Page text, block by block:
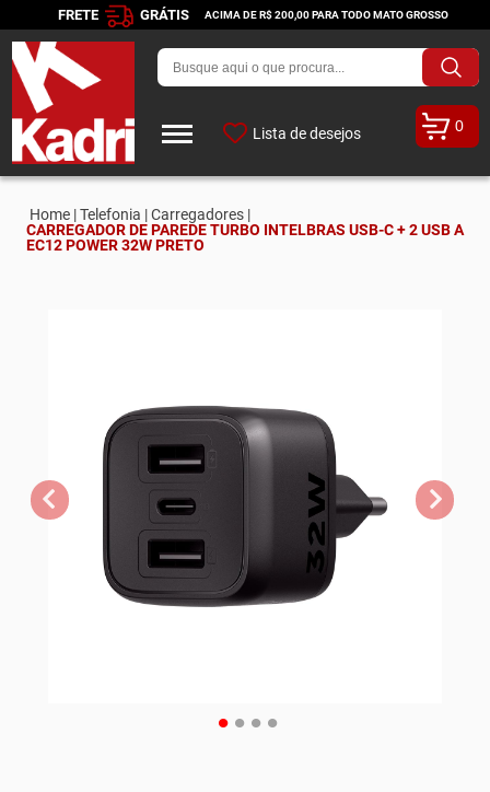
FRETE GRÁTIS ACIMA DE R$ 200,00 PARA TODO MATO GROSSO
Lista de desejos 0
Home |Telefonia |Carregadores |
CARREGADOR DE PAREDE TURBO INTELBRAS USB-C + 2 USB A
EC12 POWER 32W PRETO